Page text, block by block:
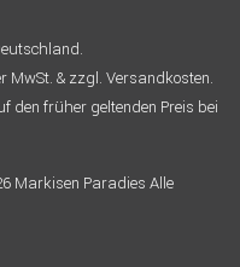
MwSt. & zzgl. Versandkosten.
den früher geltenden Preis bei
Markisen Paradies Alle